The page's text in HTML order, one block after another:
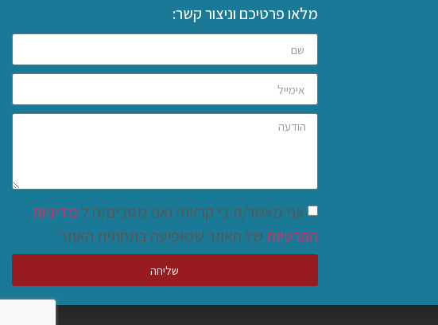
מלאו פרטיכם וניצור קשר:
אני מאשר/ת כי קראתי ואני מסכים/ה למדיניות
הפרטיות של האתר שמופיעה בתחתית האתר.
שליחה